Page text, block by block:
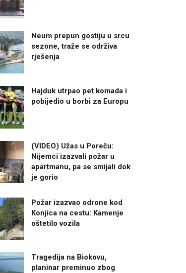
Neum prepun gostiju u srcu
sezone, traže se održiva
rješenja
Hajduk utrpao pet komada i
pobijedio u borbi za Europu
(VIDEO) Užas u Poreču:
Nijemci izazvali požar u
apartmanu, pa se smijali dok
je gorio
Požar izazvao odrone kod
Konjica na cestu: Kamenje
oštetilo vozila
Tragedija na Biokovu,
planinar preminuo zbog